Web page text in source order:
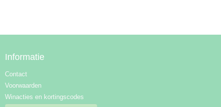
Informatie
Contact
Voorwaarden
Winacties en kortingscodes